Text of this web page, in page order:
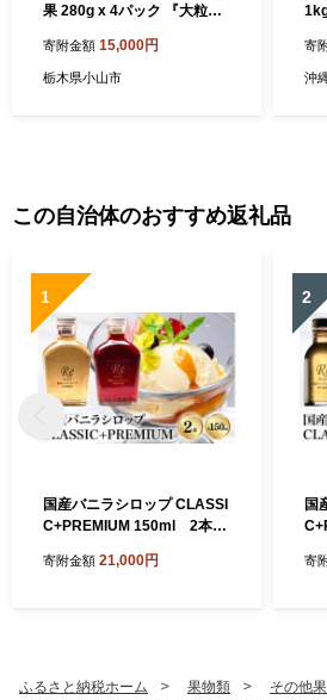
果 280g x 4パック 『大粒・
ーベリー 大粒 完熟 あまい 甘
い 農薬不使用 国産 果物 くだ
寄附金額 15,000円
栃木県小山市
美
寄
沖
この自治体のおすすめ返礼品
1
国産バニラシロップ CLASSI
C+PREMIUM 150ml 2本セ
寄附金額 21,000円
2
国
寄
ふるさと納税ホーム 果物類
その他